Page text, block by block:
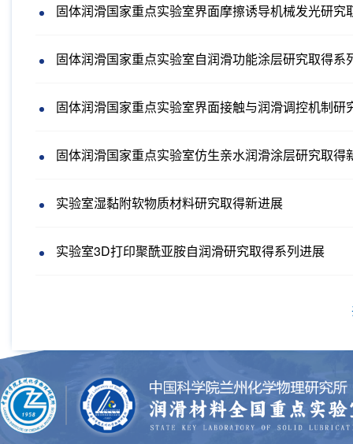
固体润滑国家重点实验室界面摩擦诱导机械发光研究
固体润滑国家重点实验室自润滑功能涂层研究取得系
固体润滑国家重点实验室界面接触与润滑调控机制研
固体润滑国家重点实验室仿生亲水润滑涂层研究取得
实验室湿黏附软物质材料研究取得新进展
实验室3D打印聚酰亚胺自润滑研究取得系列进展